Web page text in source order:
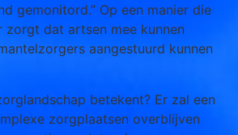
gemonitord.” Op een manier die
zorgt dat artsen mee kunnen
aangestuurd kunnen
betekent? Er zal een
zorgplaatsen overblijven